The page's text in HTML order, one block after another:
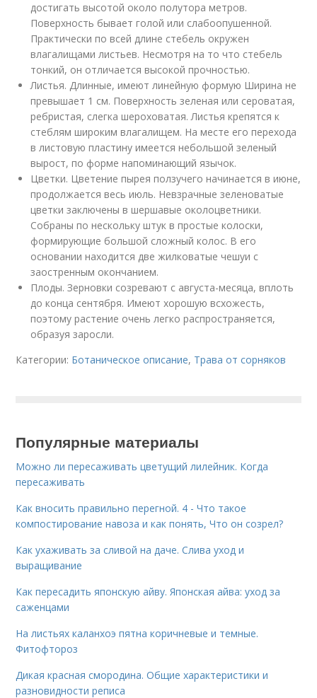
достигать высотой около полутора метров.
Поверхность бывает голой или слабоопушенной.
Практически по всей длине стебель окружен
влагалищами листьев. Несмотря на то что стебель
тонкий, он отличается высокой прочностью.
Листья. Длинные, имеют линейную формую Ширина не
превышает 1 см. Поверхность зеленая или сероватая,
ребристая, слегка шероховатая. Листья крепятся к
стеблям широким влагалищем. На месте его перехода
в листовую пластину имеется небольшой зеленый
вырост, по форме напоминающий язычок.
Цветки. Цветение пырея ползучего начинается в июне,
продолжается весь июль. Невзрачные зеленоватые
цветки заключены в шершавые околоцветники.
Собраны по нескольку штук в простые колоски,
формирующие большой сложный колос. В его
основании находится две жилковатые чешуи с
заостренным окончанием.
Плоды. Зерновки созревают с августа-месяца, вплоть
до конца сентября. Имеют хорошую всхожесть,
поэтому растение очень легко распространяется,
образуя заросли.
Категории: Ботаническое описание, Трава от сорняков
Популярные материалы
Можно ли пересаживать цветущий лилейник. Когда
пересаживать
Как вносить правильно перегной. 4 - Что такое
компостирование навоза и как понять, Что он созрел?
Как ухаживать за сливой на даче. Слива уход и
выращивание
Как пересадить японскую айву. Японская айва: уход за
саженцами
На листьях каланхоэ пятна коричневые и темные.
Фитофтороз
Дикая красная смородина. Общие характеристики и
разновидности реписа